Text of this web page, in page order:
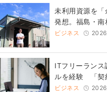
未利用資源を
発想。福島・
ビジネス
ITフリーラン
ルを経験 「契
ビジネス